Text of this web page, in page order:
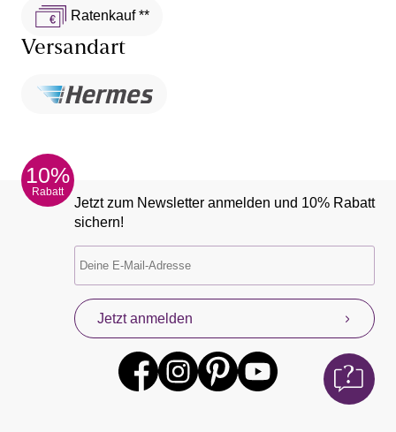
Ratenkauf **
Versandart
10%
Rabatt
Jetzt zum Newsletter anmelden und 10% Rabatt
sichern!
Jetzt anmelden